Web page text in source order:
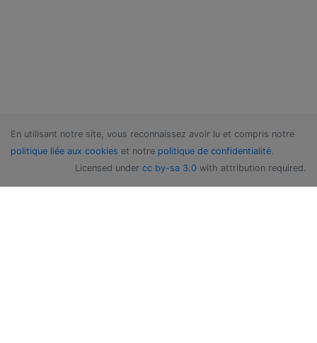
En utilisant notre site, vous reconnaissez avoir lu et compris notre
politique liée aux cookies et notre politique de confidentialité.
Licensed under cc by-sa 3.0 with attribution required.